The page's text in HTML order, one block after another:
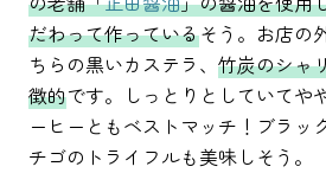
だわって作っているそう。お店の
ちらの黒いカステラ、 竹炭のシャ
徴的です。しっとりとしていてや
ーヒーともベストマッチ！ブラッ
チゴのトライフルも美味しそう。